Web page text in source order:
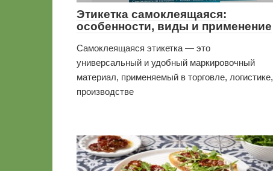
Этикетка самоклеящаяся:
особенности, виды и применение
Самоклеящаяся этикетка — это
универсальный и удобный маркировочный
материал, применяемый в торговле, логистике,
производстве